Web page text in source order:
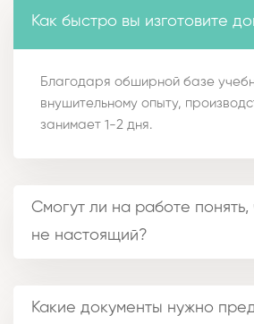
Как быстро вы изготовите
Благодаря обширной базе
внушительному опыту,
занимает 1-2 дня.
Смогут ли на работе
не настоящий?
Какие документы нужно